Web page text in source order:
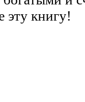
эту книгу!